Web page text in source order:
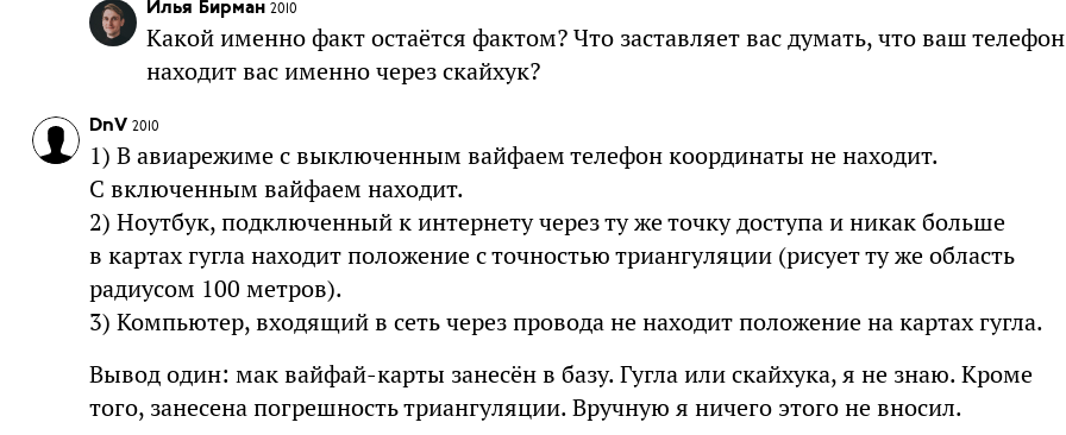
Илья Бирман 2010
Какой именно факт остаётся фактом? Что заставляет вас думать, что ваш телефон
находит вас именно через скайхук?
DnV 2010
1) В авиарежиме с выключенным вайфаем телефон координаты не находит.
С включенным вайфаем находит.
2) Ноутбук, подключенный к интернету через ту же точку доступа и никак больше
в картах гугла находит положение с точностью триангуляции (рисует ту же область
радиусом 100 метров).
3) Компьютер, входящий в сеть через провода не находит положение на картах гугла.
Вывод один: мак вайфай-карты занесён в базу. Гугла или скайхука, я не знаю. Кроме
того, занесена погрешность триангуляции. Вручную я ничего этого не вносил.